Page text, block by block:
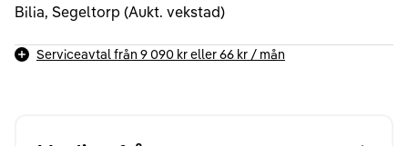
Bilia, Segeltorp (Aukt. vekstad)
Serviceavtal från 9 090 kreller66 kr / mån